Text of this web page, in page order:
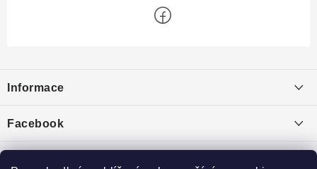
p
a
í
Informace
Puncovní značky
Facebook